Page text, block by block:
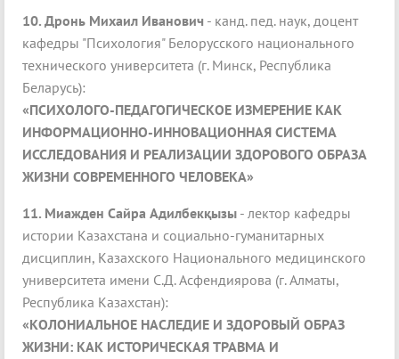
10. Дронь Михаил Иванович - канд. пед. наук, доцент
кафедры "Психология" Белорусского национального
технического университета (г. Минск, Республика
Беларусь):
«ПСИХОЛОГО-ПЕДАГОГИЧЕСКОЕ ИЗМЕРЕНИЕ КАК
ИНФОРМАЦИОННО-ИННОВАЦИОННАЯ СИСТЕМА
ИССЛЕДОВАНИЯ И РЕАЛИЗАЦИИ ЗДОРОВОГО ОБРАЗА
ЖИЗНИ СОВРЕМЕННОГО ЧЕЛОВЕКА»
11. Миажден Сайра Адилбекқызы - лектор кафедры
истории Казахстана и социально-гуманитарных
дисциплин, Казахского Национального медицинского
университета имени С.Д. Асфендиярова (г. Алматы,
Республика Казахстан):
«КОЛОНИАЛЬНОЕ НАСЛЕДИЕ И ЗДОРОВЫЙ ОБРАЗ
ЖИЗНИ: КАК ИСТОРИЧЕСКАЯ ТРАВМА И